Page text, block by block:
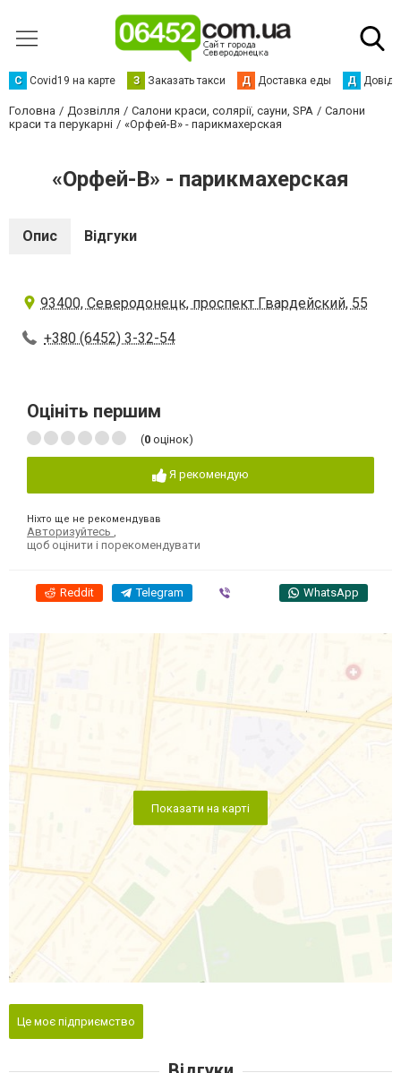
С Сovid19 на карте З Заказать такси Д Доставка еды Д
Головна Дозвілля Салони краси, солярії, сауни, SPA
Салони
краси та перукарні
«Орфей-В» - парикмахерская
«Орфей-В» - парикмахерская
Опис Відгуки
93400, Северодонецк, проспект Гвардейский, 55
+380 (6452) 3-32-54
Оцініть першим
(0 оцінок)
Я рекомендую
Ніхто ще не рекомендував
Авторизуйтесь
щоб оцінити і порекомендувати
Reddit Telegram WhatsApp
Показати на карті
Це моє підприємство